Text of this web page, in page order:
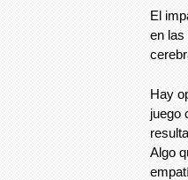
El
en las
Hay
juego
Algo